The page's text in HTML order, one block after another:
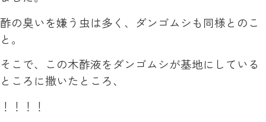
酢の臭いを嫌う虫は多く、ダンゴムシも同様とのこ
と。
そこで、この木酢液をダンゴムシが基地にしている
ところに撒いたところ、
！！！！